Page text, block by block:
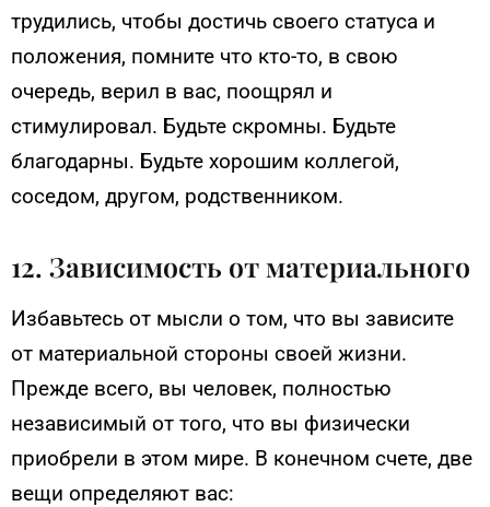
трудились, чтобы достичь своего статуса и
положения, помните что кто-то, в свою
очередь, верил в вас, поощрял и
стимулировал. Будьте скромны. Будьте
благодарны. Будьте хорошим коллегой,
соседом, другом, родственником.
12. Зависимость от материального
Избавьтесь от мысли о том, что вы зависите
от материальной стороны своей жизни.
Прежде всего, вы человек, полностью
независимый от того, что вы физически
приобрели в этом мире. В конечном счете, две
вещи определяют вас: